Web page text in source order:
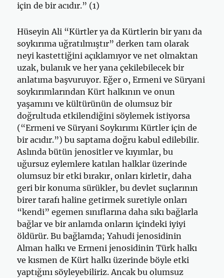
için de bir acıdır.” (1)
Hüseyin Ali “Kürtler ya da Kürtlerin bir yanı da
soykırıma uğratılmıştır” derken tam olarak
neyi kastettiğini açıklamıyor ve net olmaktan
uzak, bulanık ve her yana çekilebilecek bir
anlatıma başvuruyor. Eğer o, Ermeni ve Süryani
soykırımlarından Kürt halkının ve onun
yaşamını ve kültürünün de olumsuz bir
doğrultuda etkilendiğini söylemek istiyorsa
(“Ermeni ve Süryani Soykırımı Kürtler için de
bir acıdır.”) bu saptama doğru kabul edilebilir.
Aslında bütün jenositler ve kıyımlar, bu
uğursuz eylemlere katılan halklar üzerinde
olumsuz bir etki bırakır, onları kirletir, daha
geri bir konuma sürükler, bu devlet suçlarının
birer tarafı haline getirmek suretiyle onları
“kendi” egemen sınıflarına daha sıkı bağlarla
bağlar ve bir anlamda onların içindeki iyiyi
öldürür. Bu bağlamda; Yahudi jenosidinin
Alman halkı ve Ermeni jenosidinin Türk halkı
ve kısmen de Kürt halkı üzerinde böyle etki
yaptığını söyleyebiliriz. Ancak bu olumsuz